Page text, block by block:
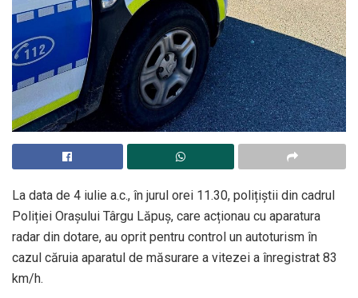
La data de 4 iulie a.c., în jurul orei 11.30, polițiștii din cadrul
Poliției Orașului Târgu Lăpuș, care acționau cu aparatura
radar din dotare, au oprit pentru control un autoturism în
cazul căruia aparatul de măsurare a vitezei a înregistrat 83
km/h.